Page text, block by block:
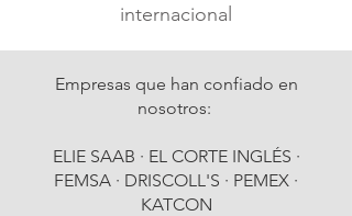
internacional
Empresas que han confiado en
nosotros:
ELIE SAAB · EL CORTE INGLÉS ·
FEMSA · DRISCOLL'S · PEMEX ·
KATCON